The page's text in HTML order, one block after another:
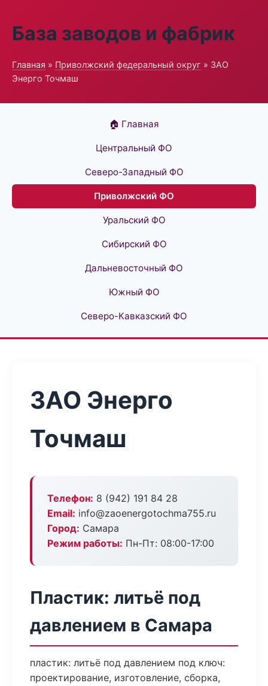
База заводов и фабрик
Главная » Приволжский федеральный округ » ЗАО
Энерго Точмаш
🏠 Главная
Центральный ФО
Северо-Западный ФО
Приволжский ФО
Уральский ФО
Сибирский ФО
Дальневосточный ФО
Южный ФО
Северо-Кавказский ФО
ЗАО Энерго
Точмаш
Телефон: 8 (942) 191 84 28
Email: info@zaoenergotochma755.ru
Город: Самара
Режим работы: Пн-Пт: 08:00-17:00
Пластик: литьё под
давлением в Самара
пластик: литьё под давлением под ключ:
проектирование, изготовление, сборка,